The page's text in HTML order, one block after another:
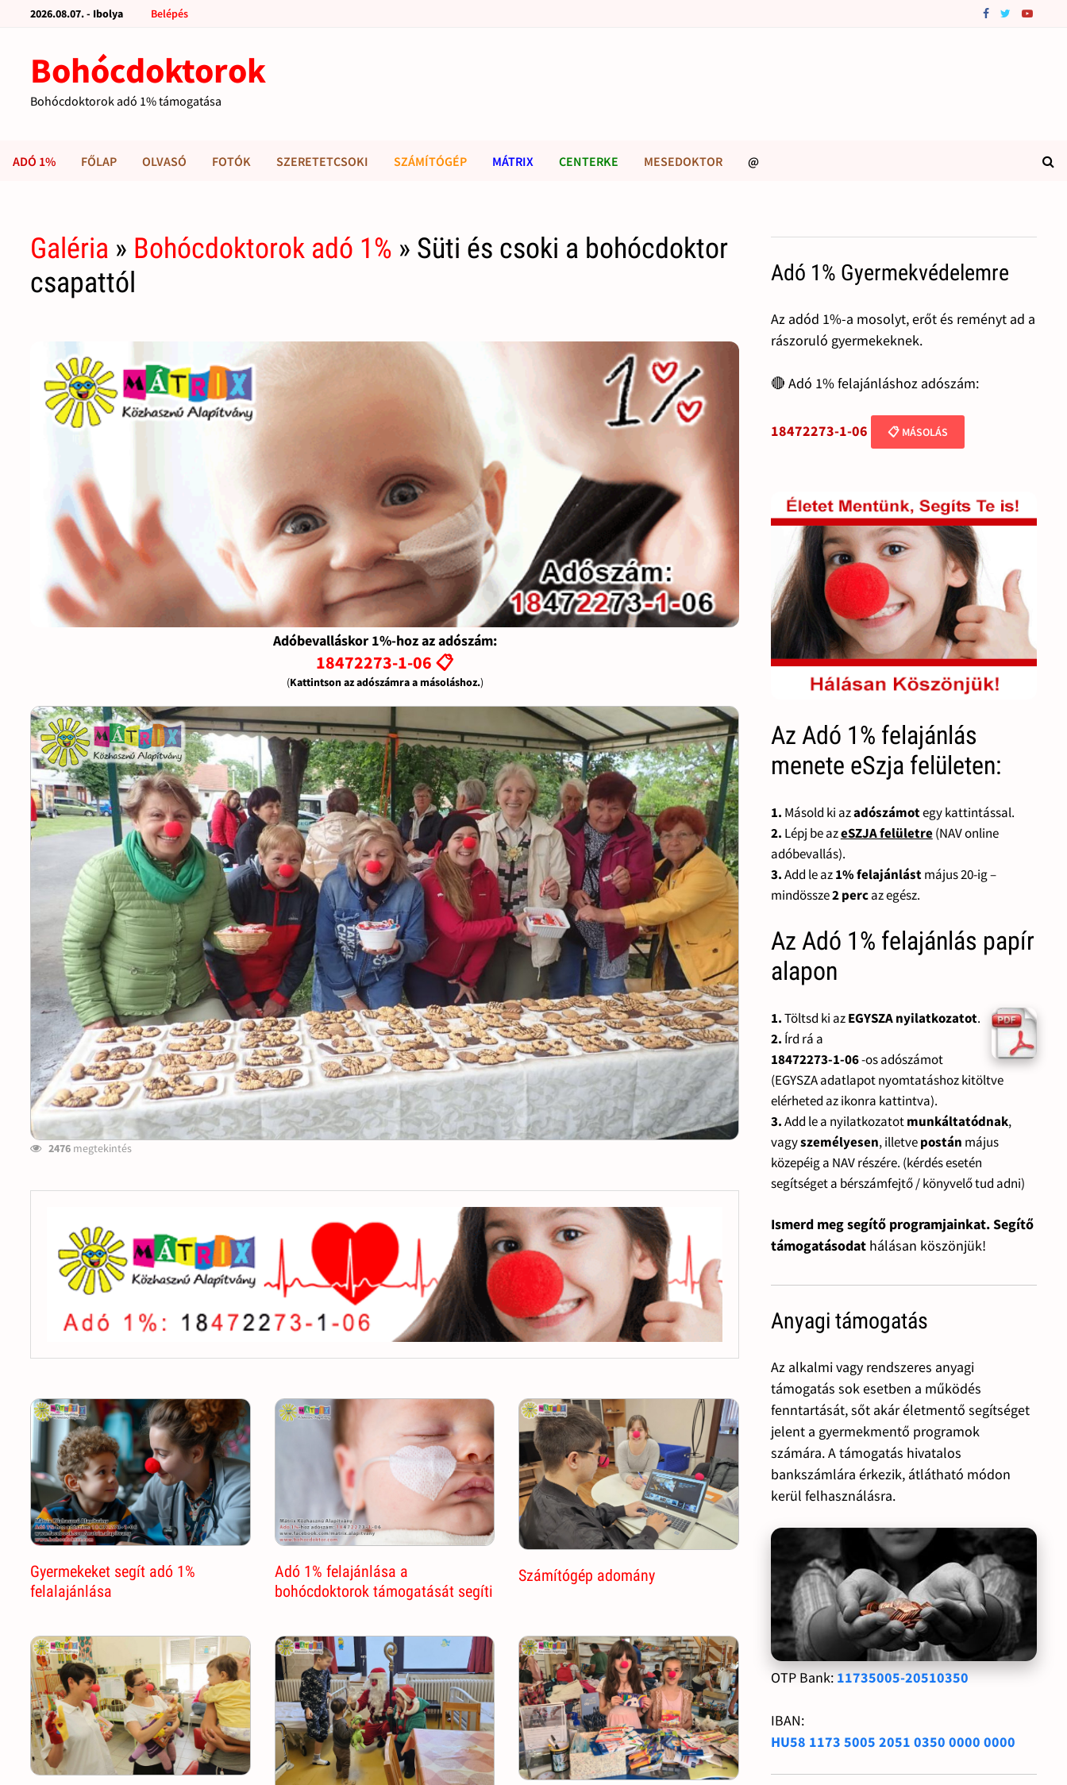
2026.08.07. - Ibolya Belépés
Bohócdoktorok
Bohócdoktorok adó 1% támogatása
ADÓ 1% FŐLAP OLVASÓ FOTÓK SZERETETCSOKI SZÁMÍTÓGÉP MÁTRIX CENTERKE MESEDOKTOR @
Galéria » Bohócdoktorok adó 1% » Süti és csoki a bohócdoktor
csapattól
Adóbevalláskor 1%-hoz az adószám:
18472273-1-06 📋
(Kattintson az adószámra a másoláshoz.)
2476 megtekintés
Gyermekeket segít adó 1%
felalajánlása
Adó 1% felajánlása a
bohócdoktorok támogatását segíti
Számítógép adomány
Adó 1% Gyermekvédelemre
Az adód 1%-a mosolyt, erőt és reményt ad a
rászoruló gyermekeknek.
🔴 Adó 1% felajánláshoz adószám:
18472273-1-06 📋 MÁSOLÁS
Az Adó 1% felajánlás
menete eSzja felületen:
1. Másold ki azadószámotegy kattintással.
2. Lépj be azeSZJA felületre(NAV online
adóbevallás).
3.Add le az1% felajánlástmájus 20-ig –
mindössze2 percaz egész.
Az Adó 1% felajánlás papír
alapon
1.Töltsd ki azEGYSZA nyilatkozatot.
2. Írd rá a
18472273-1-06-os adószámot
(EGYSZA adatlapot nyomtatáshoz kitöltve
elérheted az ikonra kattintva).
3.Add le a nyilatkozatotmunkáltatódnak,
vagyszemélyesen, illetvepostán május
közepéig a NAV részére. (kérdés esetén
segítséget a bérszámfejtő / könyvelő tud adni)
Ismerd meg segítő programjainkat. Segítő
támogatásodat hálásan köszönjük!
Anyagi támogatás
Az alkalmi vagy rendszeres anyagi
támogatás sok esetben a működés
fenntartását, sőt akár életmentő segítséget
jelent a gyermekmentő programok
számára. A támogatás hivatalos
bankszámlára érkezik, átlátható módon
kerül felhasználásra.
OTP Bank: 11735005-20510350
IBAN:
HU58 1173 5005 2051 0350 0000 0000